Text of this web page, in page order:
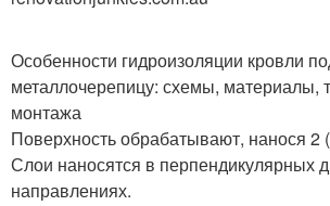
Особенности гидроизоляции кровли
металлочерепицу: схемы, материалы,
монтажа
Поверхность обрабатывают, нанося 2
Слои наносятся в перпендикулярных
направлениях.